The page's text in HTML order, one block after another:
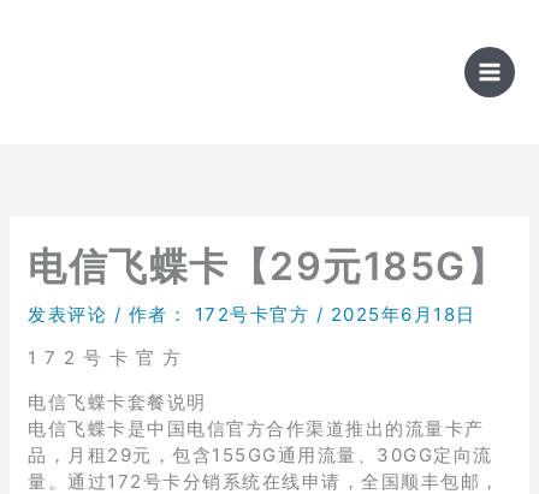
电信飞蝶卡【29元185G】
发表评论 / 作者： 172号卡官方 / 2025年6月18日
1 7 2 号 卡 官 方
电信飞蝶卡套餐说明
电信飞蝶卡是中国电信官方合作渠道推出的流量卡产
品，月租29元，包含155GG通用流量、30GG定向流
量。通过172号卡分销系统在线申请，全国顺丰包邮，